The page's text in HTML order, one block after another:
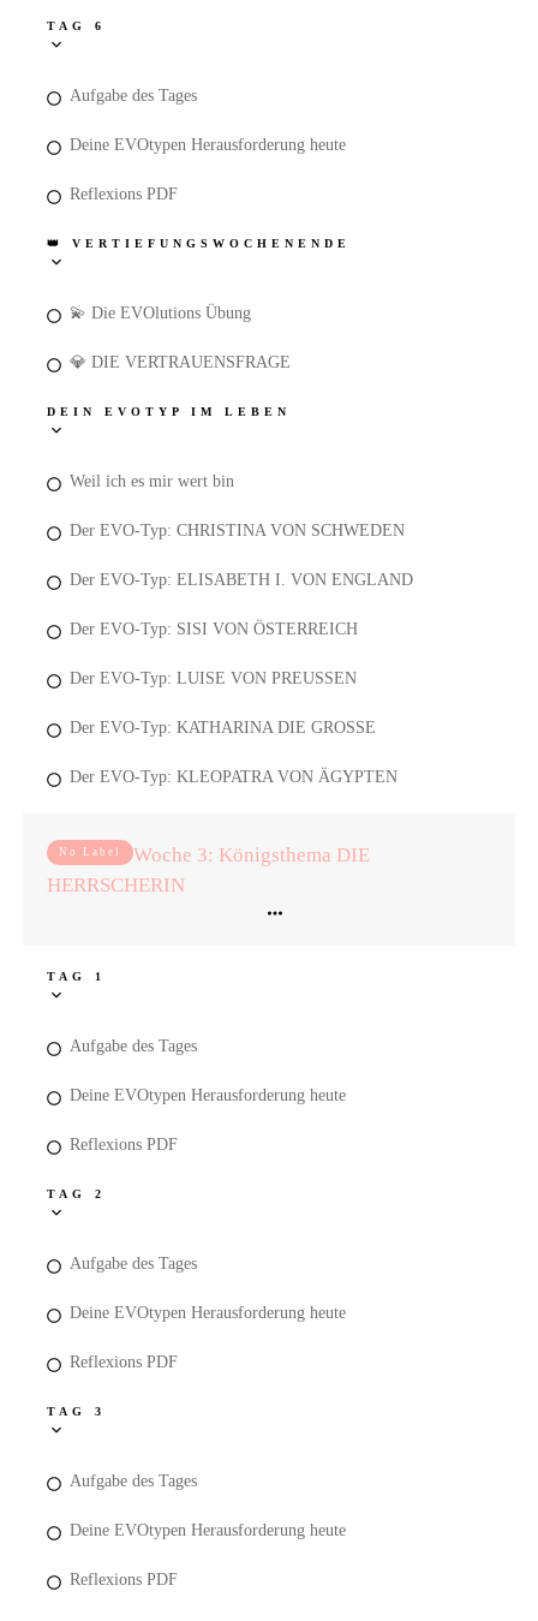
TAG 6
Aufgabe des Tages
Deine EVOtypen Herausforderung heute
Reflexions PDF
👑 VERTIEFUNGSWOCHENENDE
💫 Die EVOlutions Übung
💎 DIE VERTRAUENSFRAGE
DEIN EVOTYP IM LEBEN
Weil ich es mir wert bin
Der EVO-Typ: CHRISTINA VON SCHWEDEN
Der EVO-Typ: ELISABETH I. VON ENGLAND
Der EVO-Typ: SISI VON ÖSTERREICH
Der EVO-Typ: LUISE VON PREUSSEN
Der EVO-Typ: KATHARINA DIE GROSSE
Der EVO-Typ: KLEOPATRA VON ÄGYPTEN
No Label
Woche 3: Königsthema DIE
HERRSCHERIN
TAG 1
Aufgabe des Tages
Deine EVOtypen Herausforderung heute
Reflexions PDF
TAG 2
Aufgabe des Tages
Deine EVOtypen Herausforderung heute
Reflexions PDF
TAG 3
Aufgabe des Tages
Deine EVOtypen Herausforderung heute
Reflexions PDF